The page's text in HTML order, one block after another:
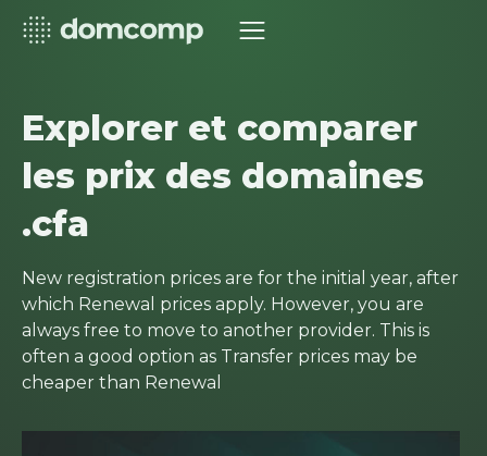
Explorer et comparer
les prix des domaines
.cfa
New registration prices are for the initial year, after
which Renewal prices apply. However, you are
always free to move to another provider. This is
often a good option as Transfer prices may be
cheaper than Renewal